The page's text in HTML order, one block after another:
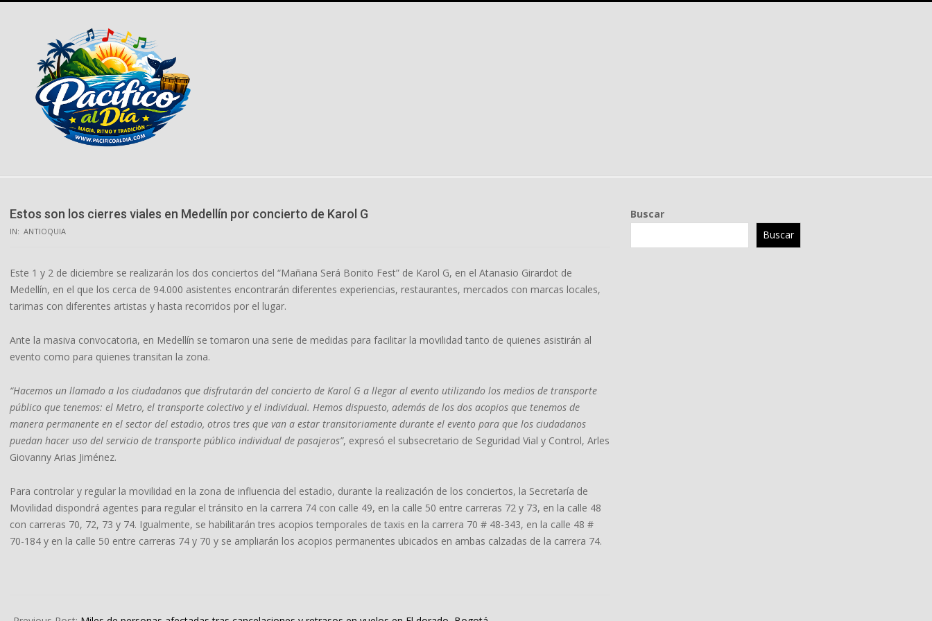
Estos son los cierres viales en Medellín por concierto de Karol G
IN: ANTIOQUIA
Este 1 y 2 de diciembre se realizarán los dos conciertos del “Mañana Será Bonito Fest” de Karol G, en el Atanasio Girardot de
Medellín, en el que los cerca de 94.000 asistentes encontrarán diferentes experiencias, restaurantes, mercados con marcas locales,
tarimas con diferentes artistas y hasta recorridos por el lugar.
Ante la masiva convocatoria, en Medellín se tomaron una serie de medidas para facilitar la movilidad tanto de quienes asistirán al
evento como para quienes transitan la zona.
“Hacemos un llamado a los ciudadanos que disfrutarán del concierto de Karol G a llegar al evento utilizando los medios de transporte
público que tenemos: el Metro, el transporte colectivo y el individual. Hemos dispuesto, además de los dos acopios que tenemos de
manera permanente en el sector del estadio, otros tres que van a estar transitoriamente durante el evento para que los ciudadanos
puedan hacer uso del servicio de transporte público individual de pasajeros”, expresó el subsecretario de Seguridad Vial y Control, Arles
Giovanny Arias Jiménez.
Para controlar y regular la movilidad en la zona de influencia del estadio, durante la realización de los conciertos, la Secretaría de
Movilidad dispondrá agentes para regular el tránsito en la carrera 74 con calle 49, en la calle 50 entre carreras 72 y 73, en la calle 48
con carreras 70, 72, 73 y 74. Igualmente, se habilitarán tres acopios temporales de taxis en la carrera 70 # 48-343, en la calle 48 #
70-184 y en la calle 50 entre carreras 74 y 70 y se ampliarán los acopios permanentes ubicados en ambas calzadas de la carrera 74.
Buscar
Buscar